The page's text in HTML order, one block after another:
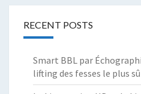
RECENT POSTS
Smart BBL par
lifting des fesses le plus